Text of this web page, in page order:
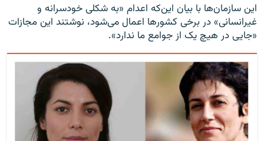
این سازمان‌ها با بیان این‌که اعدام «به شکلی خودسرانه و
غیرانسانی» در برخی کشورها اعمال می‌شود، نوشتند این مجازات
«جایی در هیچ یک از جوامع ما ندارد».